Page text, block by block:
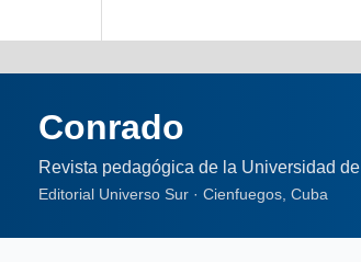
Conrado
Revista pedagógica de la Universidad
Editorial Universo Sur · Cienfuegos, Cuba